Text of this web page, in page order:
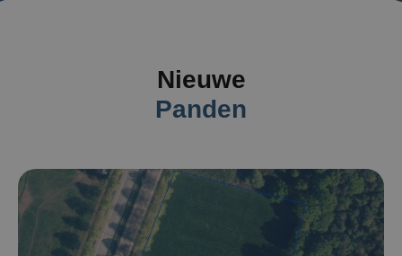
Nieuwe
Panden